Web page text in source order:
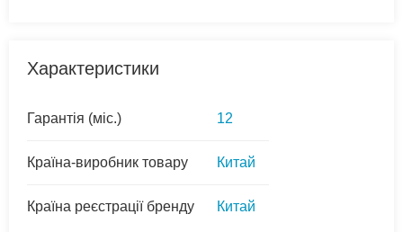
Характеристики
Гарантія (міс.) 12
Країна-виробник товару Китай
Країна реєстрації бренду Китай